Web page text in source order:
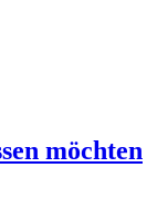
möchten